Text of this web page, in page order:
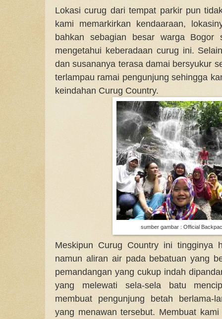
Lokasi curug dari tempat parkir pun
kami memarkirkan kendaaraan,
bahkan sebagian besar warga Bogor
mengetahui keberadaan curug ini.
dan susananya terasa damai bersyukur
terlampau ramai pengunjung sehingga
keindahan Curug Country.
sumber gambar : Official
Meskipun Curug Country ini tingginya
namun aliran air pada bebatuan yang
pemandangan yang cukup indah
yang melewati sela-sela batu
membuat pengunjung betah berlama-
yang menawan tersebut. Membuat